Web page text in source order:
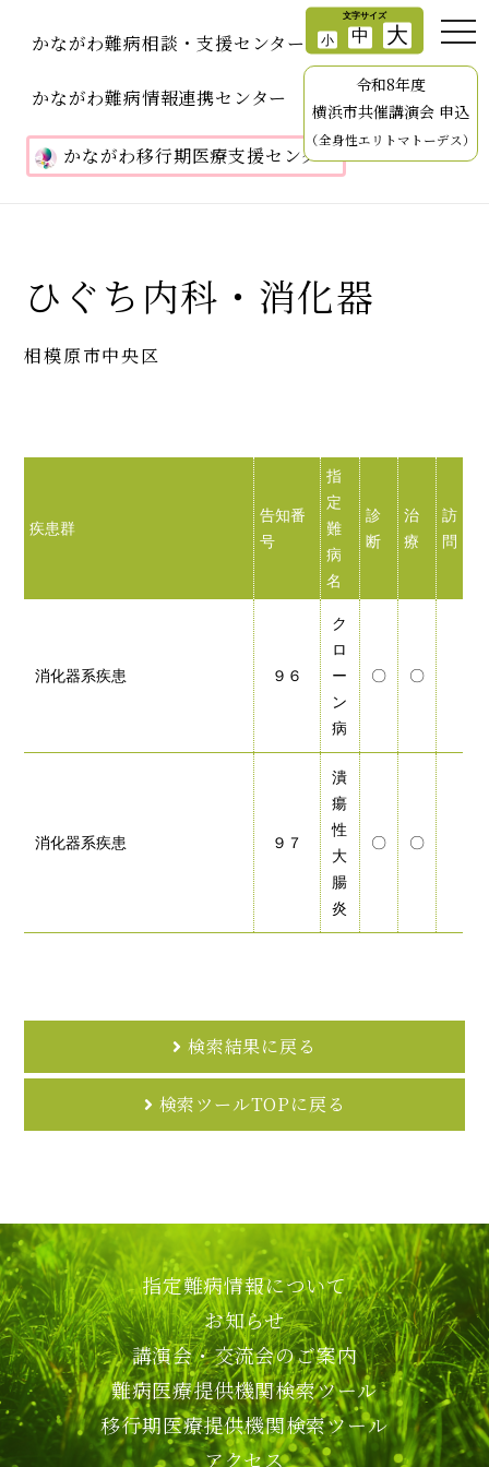
かながわ難病相談・支援センター
かながわ難病情報連携センター
かながわ移行期医療支援センター
令和8年度
横浜市共催講演会 申込
（全身性エリトマトーデス）
ひぐち内科・消化器
相模原市中央区
疾患群
告知番
号
指
定
難
病
名
診
断
治
療
訪
問
消化器系疾患 ９６
ク
ロ
ー
ン
病
〇 〇
消化器系疾患 ９７
潰
瘍
性
大
腸
炎
〇 〇
検索結果に戻る
検索ツールTOPに戻る
指定難病情報について
お知らせ
講演会・交流会のご案内
難病医療提供機関検索ツール
移行期医療提供機関検索ツール
アクセス